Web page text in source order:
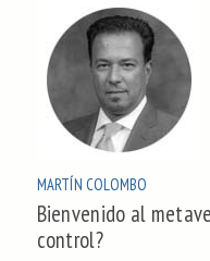
MARTÍN COLOMBO
Bienvenido al
control?